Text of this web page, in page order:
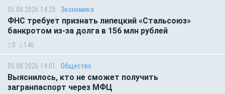
05.08.2026 14:25 Экономика
ФНС требует признать липецкий «Стальсоюз»
банкротом из-за долга в 156 млн рублей
0 146
05.08.2026 14:01 Общество
Выяснилось, кто не сможет получить
загранпаспорт через МФЦ